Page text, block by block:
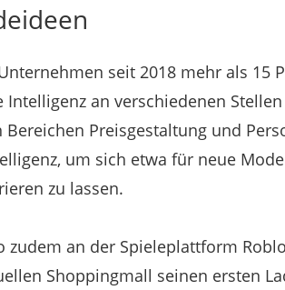
seit 2018 mehr als 15
an verschiedenen
Preisgestaltung und
um sich etwa für neue
zu lassen.
zudem an der Spieleplattform
Shoppingmall seinen ersten